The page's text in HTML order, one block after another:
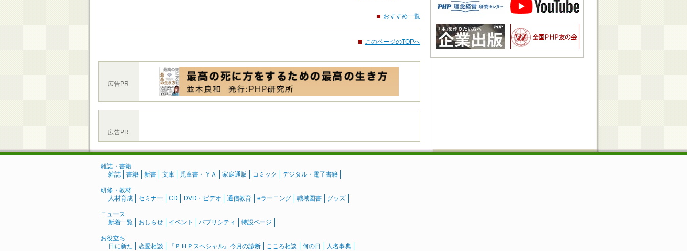
おすすめ一覧
このページのTOPへ
広告PR
広告PR
雑誌・書籍
雑誌
書籍 新書 文庫 児童書・ＹＡ 家庭通販 コミック デジタル・電子書籍
研修・教材
人材育成
セミナー CD DVD・ビデオ 通信教育 eラーニング 職域図書 グッズ
ニュース
新着一覧
おしらせ イベント パブリシティ 特設ページ
お役立ち
日に新た
恋愛相談 『ＰＨＰスペシャル』今月の診断 こころ相談 何の日 人名事典